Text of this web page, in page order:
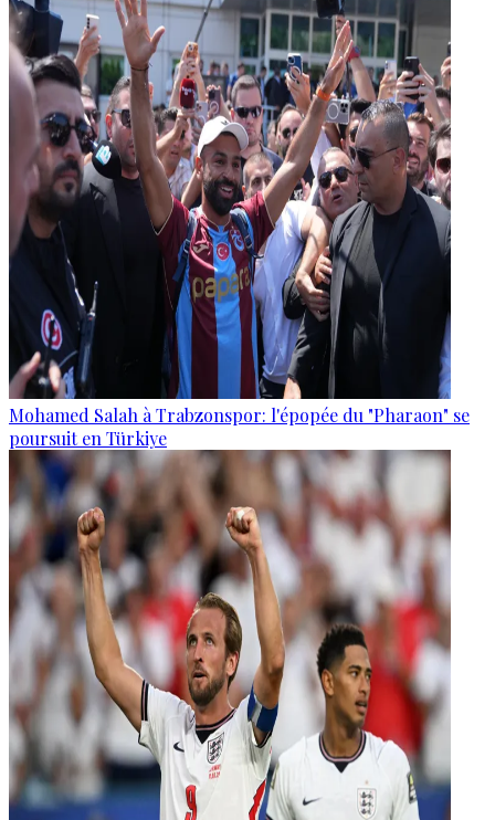
Mohamed Salah à Trabzonspor: l'épopée du "Pharaon" se
poursuit en Türkiye